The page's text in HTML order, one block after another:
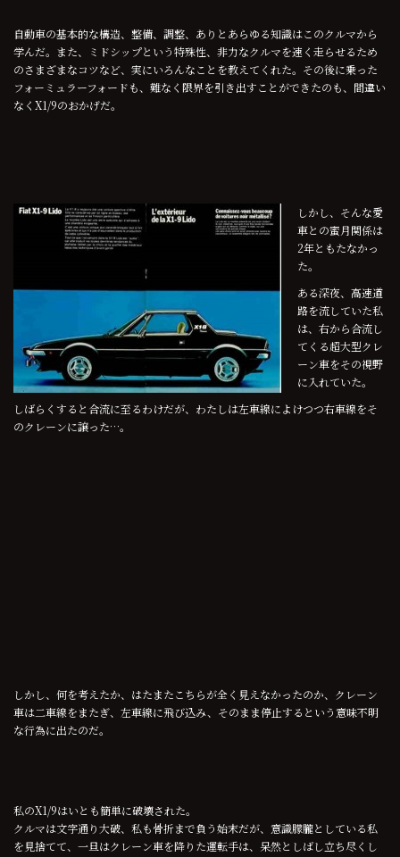
自動車の基本的な構造、整備、調整、ありとあらゆる知識はこのクルマから
学んだ。また、ミドシップという特殊性、非力なクルマを速く走らせるため
のさまざまなコツなど、実にいろんなことを教えてくれた。その後に乗った
フォーミュラーフォードも、難なく限界を引き出すことができたのも、間違い
なくX1/9のおかげだ。
しかし、そんな愛
車との蜜月関係は
2年ともたなかっ
た。
ある深夜、高速道
路を流していた私
は、右から合流し
てくる超大型クレ
ーン車をその視野
に入れていた。
しばらくすると合流に至るわけだが、わたしは左車線によけつつ右車線をそ
のクレーンに譲った…。
しかし、何を考えたか、はたまたこちらが全く見えなかったのか、クレーン
車は二車線をまたぎ、左車線に飛び込み、そのまま停止するという意味不明
な行為に出たのだ。
私のX1/9はいとも簡単に破壊された。
クルマは文字通り大破、私も骨折まで負う始末だが、意識朦朧としている私
を見捨てて、一旦はクレーン車を降りた運転手は、呆然としばし立ち尽くし